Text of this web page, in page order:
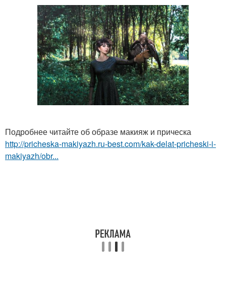
Подробнее читайте об образе макияж и прическа
http://pricheska-makiyazh.ru-best.com/kak-delat-pricheski-i-
makiyazh/obr...